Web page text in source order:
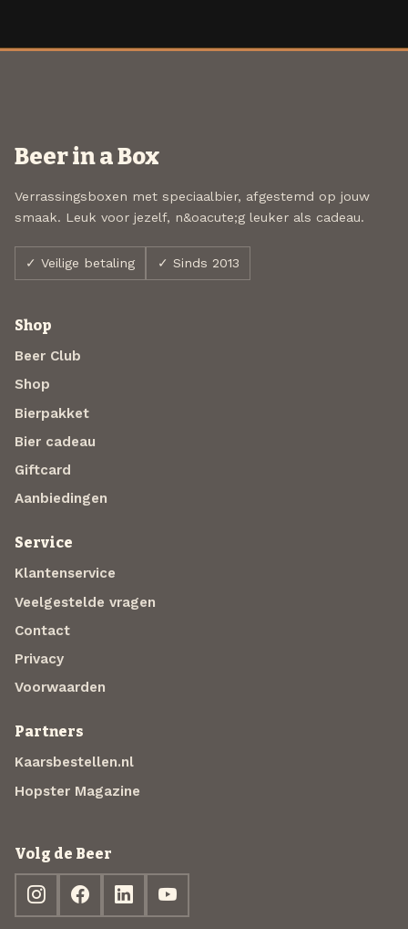
Beer in a Box
Verrassingsboxen met speciaalbier, afgestemd op jouw
smaak. Leuk voor jezelf, n&oacute;g leuker als cadeau.
✓ Veilige betaling ✓ Sinds 2013
Shop
Beer Club
Shop
Bierpakket
Bier cadeau
Giftcard
Aanbiedingen
Service
Klantenservice
Veelgestelde vragen
Contact
Privacy
Voorwaarden
Partners
Kaarsbestellen.nl
Hopster Magazine
Volg de Beer